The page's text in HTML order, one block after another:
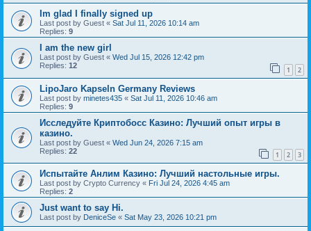
Im glad I finally signed up
Last post by Guest « Sat Jul 11, 2026 10:14 am
Replies: 9
I am the new girl
Last post by Guest « Wed Jul 15, 2026 12:42 pm
Replies: 12 1 2
LipoJaro Kapseln Germany Reviews
Last post by minetes435 « Sat Jul 11, 2026 10:46 am
Replies: 9
Исследуйте Криптобосс Казино: Лучший опыт игры в
казино.
Last post by Guest « Wed Jun 24, 2026 7:15 am
Replies: 22 1 2 3
Испытайте Анлим Казино: Лучший настольные игры.
Last post by Crypto Currency « Fri Jul 24, 2026 4:45 am
Replies: 2
Just want to say Hi.
Last post by DeniceSe « Sat May 23, 2026 10:21 pm